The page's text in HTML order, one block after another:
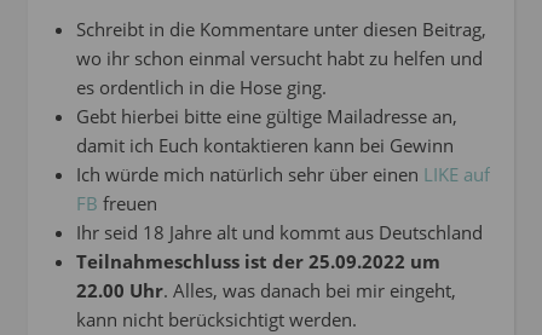
Schreibt in die Kommentare unter diesen Beitrag,
wo ihr schon einmal versucht habt zu helfen und
es ordentlich in die Hose ging.
Gebt hierbei bitte eine gültige Mailadresse an,
damit ich Euch kontaktieren kann bei Gewinn
Ich würde mich natürlich sehr über einen LIKE auf
FB freuen
Ihr seid 18 Jahre alt und kommt aus Deutschland
Teilnahmeschluss ist der 25.09.2022 um
22.00 Uhr. Alles, was danach bei mir eingeht,
kann nicht berücksichtigt werden.